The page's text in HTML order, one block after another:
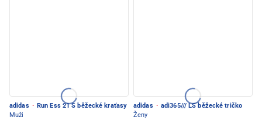
adidas · Run Ess 21 S běžecké kraťasy
Muži
adidas · adi365/// LS běžecké tričko
Ženy